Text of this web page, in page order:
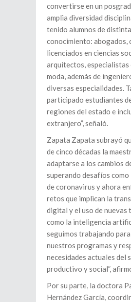
convertirse en un
amplia diversidad
tenido alumnos de
conocimiento: abogados,
licenciados en ciencias
arquitectos, especialistas
moda, además de
diversas especialidades.
participado estudiantes
regiones del estado e
extranjero”, señaló.
Zapata Zapata subrayó
de cinco décadas la
adaptarse a los cambios
superando desafíos como
de coronavirus y ahora
retos que implican la
digital y el uso de nuevas
como la inteligencia
seguimos trabajando
nuestros programas y
necesidades actuales del
productivo y social”,
Por su parte, la doctora
Hernández García,